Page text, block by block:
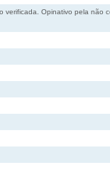
Opinativo pela